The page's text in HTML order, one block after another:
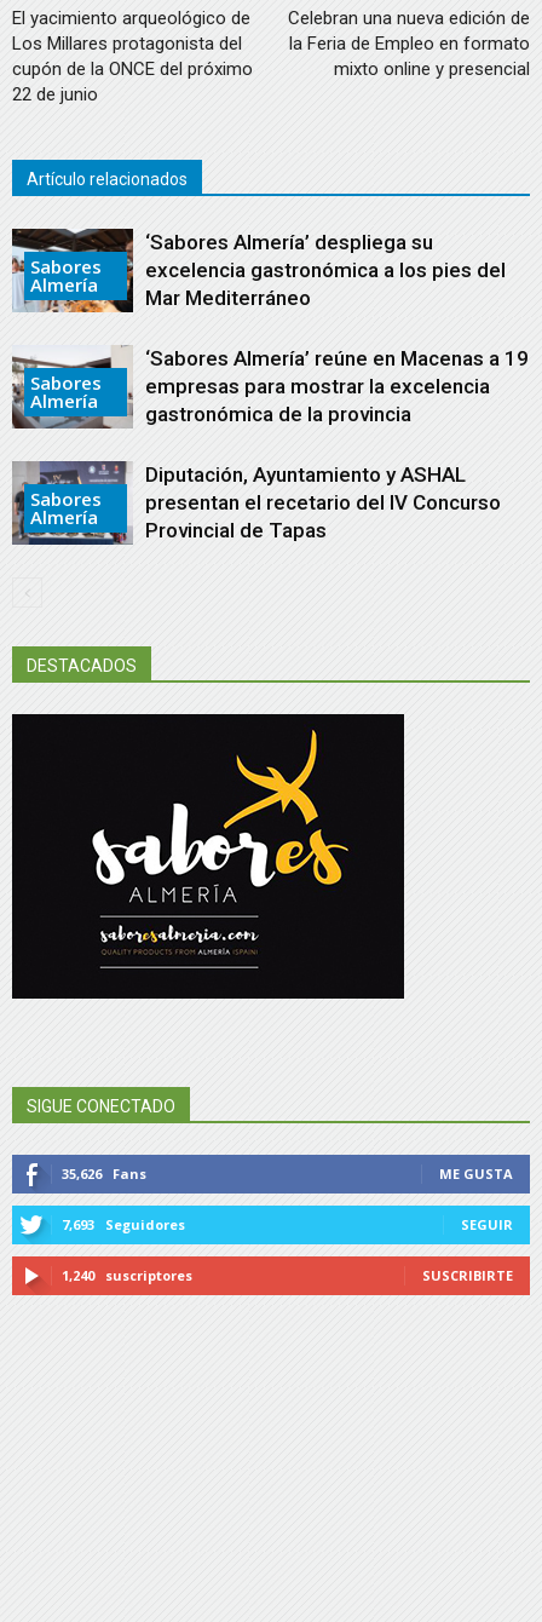
El yacimiento arqueológico de
Los Millares protagonista del
cupón de la ONCE del próximo
22 de junio
Celebran una nueva edición de
la Feria de Empleo en formato
mixto online y presencial
Artículo relacionados
Sabores
Almería
‘Sabores Almería’ despliega su
excelencia gastronómica a los pies del
Mar Mediterráneo
Sabores
Almería
‘Sabores Almería’ reúne en Macenas a 19
empresas para mostrar la excelencia
gastronómica de la provincia
Sabores
Almería
Diputación, Ayuntamiento y ASHAL
presentan el recetario del IV Concurso
Provincial de Tapas
DESTACADOS
SIGUE CONECTADO
35,626 Fans ME GUSTA
7,693 Seguidores SEGUIR
1,240 suscriptores SUSCRIBIRTE